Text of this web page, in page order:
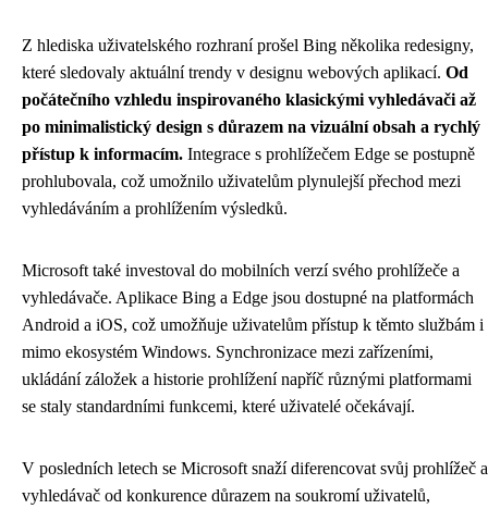
Z hlediska uživatelského rozhraní prošel Bing několika redesigny,
které sledovaly aktuální trendy v designu webových aplikací. Od
počátečního vzhledu inspirovaného klasickými vyhledávači až
po minimalistický design s důrazem na vizuální obsah a rychlý
přístup k informacím. Integrace s prohlížečem Edge se postupně
prohlubovala, což umožnilo uživatelům plynulejší přechod mezi
vyhledáváním a prohlížením výsledků.
Microsoft také investoval do mobilních verzí svého prohlížeče a
vyhledávače. Aplikace Bing a Edge jsou dostupné na platformách
Android a iOS, což umožňuje uživatelům přístup k těmto službám i
mimo ekosystém Windows. Synchronizace mezi zařízeními,
ukládání záložek a historie prohlížení napříč různými platformami
se staly standardními funkcemi, které uživatelé očekávají.
V posledních letech se Microsoft snaží diferencovat svůj prohlížeč a
vyhledávač od konkurence důrazem na soukromí uživatelů,